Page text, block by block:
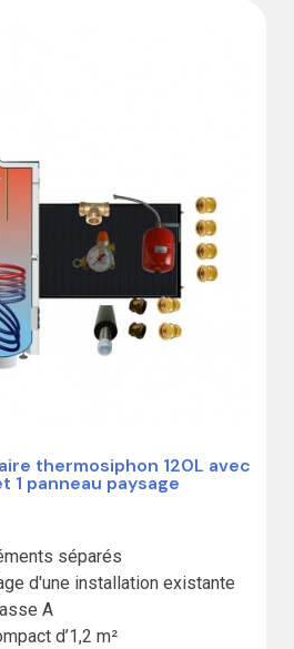
thermosiphon 120L avec
1 panneau paysage
séparés
d'une installation existante
A
d’1,2 m²